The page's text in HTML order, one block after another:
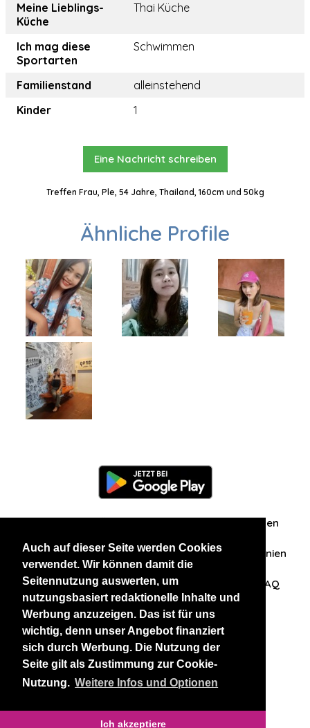
Auch auf dieser Seite werden Cookies
verwendet. Wir können damit die
Seitennutzung auswerten, um
nutzungsbasiert redaktionelle Inhalte und
Werbung anzuzeigen. Das ist für uns
wichtig, denn unser Angebot finanziert
sich durch Werbung. Die Nutzung der
Seite gilt als Zustimmung zur Cookie-
Nutzung. Weitere Infos und Optionen
Ich akzeptiere
Meine Lieblings-
Küche
Thai Küche
Ich mag diese
Sportarten
Schwimmen
Familienstand
alleinstehend
Kinder
1
Eine Nachricht schreiben
Treffen Frau, Ple, 54 Jahre, Thailand, 160cm und 50kg
Ähnliche Profile
Zuschriften/Erfahrungen
Datenschutzerklärung AGB Datenschutzrichtlinien
Nehmen Sie Kontakt mit uns auf FAQ
Unsere anderen Websites
BlackAndBeauties RussianKisses